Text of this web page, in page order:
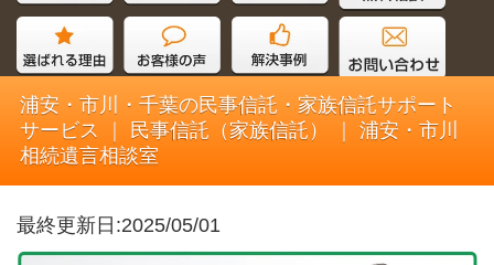
浦安・市川・千葉の民事信託・家族信託サポート
サービス ｜ 民事信託（家族信託） ｜ 浦安・市川
相続遺言相談室
最終更新日:2025/05/01